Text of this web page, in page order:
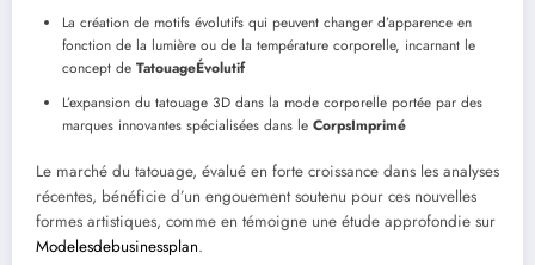
La création de motifs évolutifs qui peuvent changer d’apparence en
fonction de la lumière ou de la température corporelle, incarnant le
concept de TatouageÉvolutif
L’expansion du tatouage 3D dans la mode corporelle portée par des
marques innovantes spécialisées dans le CorpsImprimé
Le marché du tatouage, évalué en forte croissance dans les analyses
récentes, bénéficie d’un engouement soutenu pour ces nouvelles
formes artistiques, comme en témoigne une étude approfondie sur
Modelesdebusinessplan.